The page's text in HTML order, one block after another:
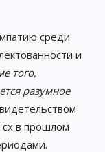
среди
и
того,
разумное
cx в прошлом